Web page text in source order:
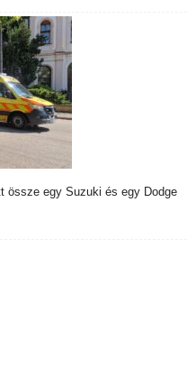
össze egy Suzuki és egy Dodge